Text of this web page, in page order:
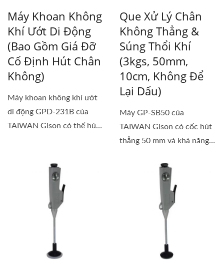
Máy Khoan Không
Khí Ướt Di Động
(bao Gồm Giá Đỡ
Cố Định Hút Chân
Không)
Máy khoan không khí ướt
di động GPD-231B của
TAIWAN Gison có thể hút
Que Xử Lý Chân
Không Thẳng &
Súng Thổi Khí
(3kgs, 50mm,
10cm, Không Để
Lại Dấu)
Máy GP-SB50 của
TAIWAN Gison có cốc hút
thẳng 50 mm và khả năng